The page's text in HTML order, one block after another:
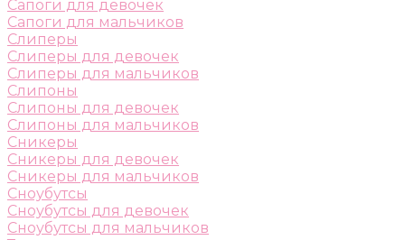
Сапоги для девочек
Сапоги для мальчиков
Слиперы
Слиперы для девочек
Слиперы для мальчиков
Слипоны
Слипоны для девочек
Слипоны для мальчиков
Сникеры
Сникеры для девочек
Сникеры для мальчиков
Сноубутсы
Сноубутсы для девочек
Сноубутсы для мальчиков